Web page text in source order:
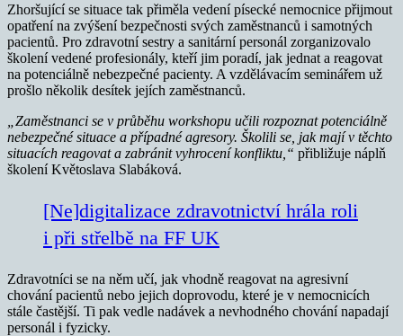
Zhoršující se situace tak přiměla vedení písecké nemocnice přijmout
opatření na zvýšení bezpečnosti svých zaměstnanců i samotných
pacientů. Pro zdravotní sestry a sanitární personál zorganizovalo
školení vedené profesionály, kteří jim poradí, jak jednat a reagovat
na potenciálně nebezpečné pacienty. A vzdělávacím seminářem už
prošlo několik desítek jejích zaměstnanců.
„Zaměstnanci se v průběhu workshopu učili rozpoznat potenciálně
nebezpečné situace a případné agresory. Školili se, jak mají v těchto
situacích reagovat a zabránit vyhrocení konfliktu,“ přibližuje náplň
školení Květoslava Slabáková.
[Ne]digitalizace zdravotnictví hrála roli
i při střelbě na FF UK
Zdravotníci se na něm učí, jak vhodně reagovat na agresivní
chování pacientů nebo jejich doprovodu, které je v nemocnicích
stále častější. Ti pak vedle nadávek a nevhodného chování napadají
personál i fyzicky.